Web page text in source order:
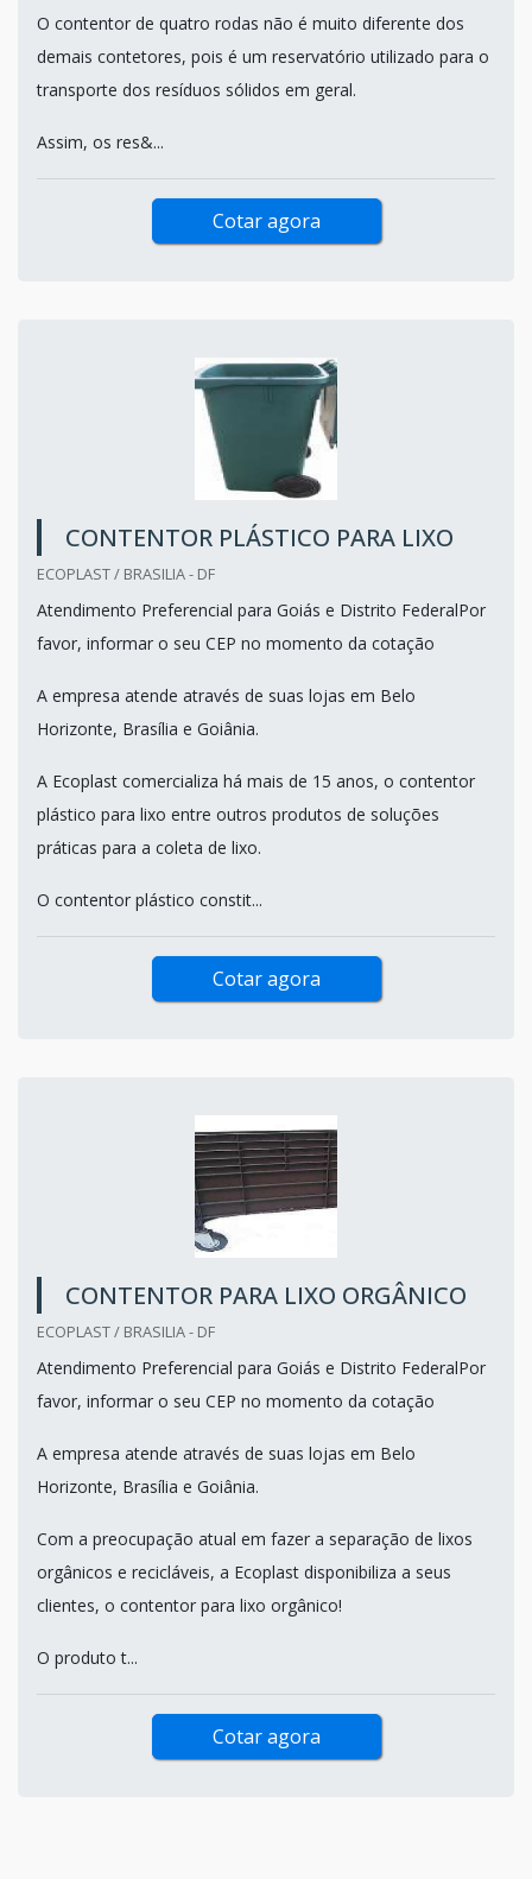
O contentor de quatro rodas não é muito diferente dos
demais contetores, pois é um reservatório utilizado para o
transporte dos resíduos sólidos em geral.
Assim, os res&...
Cotar agora
CONTENTOR PLÁSTICO PARA LIXO
ECOPLAST / BRASILIA - DF
Atendimento Preferencial para Goiás e Distrito FederalPor
favor, informar o seu CEP no momento da cotação
A empresa atende através de suas lojas em Belo
Horizonte, Brasília e Goiânia.
A Ecoplast comercializa há mais de 15 anos, o contentor
plástico para lixo entre outros produtos de soluções
práticas para a coleta de lixo.
O contentor plástico constit...
Cotar agora
CONTENTOR PARA LIXO ORGÂNICO
ECOPLAST / BRASILIA - DF
Atendimento Preferencial para Goiás e Distrito FederalPor
favor, informar o seu CEP no momento da cotação
A empresa atende através de suas lojas em Belo
Horizonte, Brasília e Goiânia.
Com a preocupação atual em fazer a separação de lixos
orgânicos e recicláveis, a Ecoplast disponibiliza a seus
clientes, o contentor para lixo orgânico!
O produto t...
Cotar agora